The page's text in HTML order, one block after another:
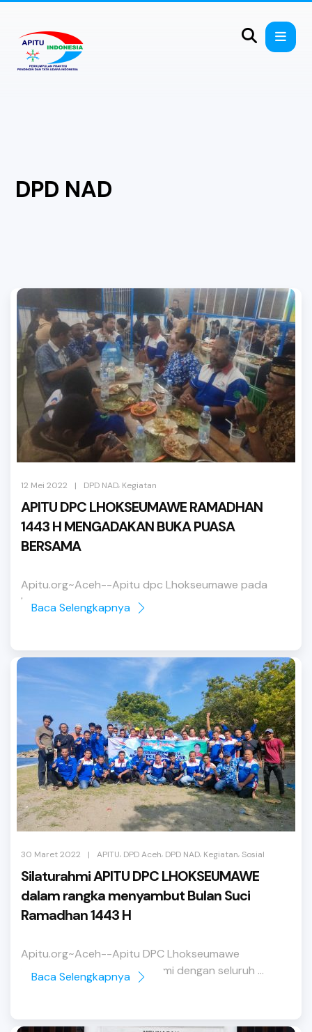
DPD NAD
12 Mei 2022 | DPD NAD, Kegiatan
APITU DPC LHOKSEUMAWE RAMADHAN
1443 H MENGADAKAN BUKA PUASA
BERSAMA
Apitu.org~Aceh--Apitu dpc Lhokseumawe pada
bulan suci Ramadhan ...
Baca Selengkapnya
30 Maret 2022 | APITU, DPD Aceh, DPD NAD, Kegiatan,Sosial
Silaturahmi APITU DPC LHOKSEUMAWE
dalam rangka menyambut Bulan Suci
Ramadhan 1443 H
Apitu.org~Aceh--Apitu DPC Lhokseumawe
menyelenggarakan silaturahmi dengan seluruh ...
Baca Selengkapnya